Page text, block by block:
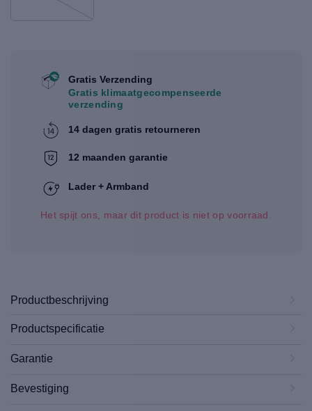
Gratis Verzending
Gratis klimaatgecompenseerde
verzending
14 dagen gratis retourneren
12 maanden garantie
Lader + Armband
Het spijt ons, maar dit product is niet op voorraad.
Productbeschrijving
Productspecificatie
Garantie
Bevestiging